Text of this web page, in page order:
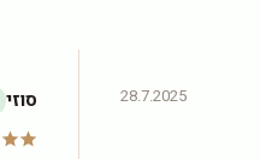
28.7.2025 סוזי